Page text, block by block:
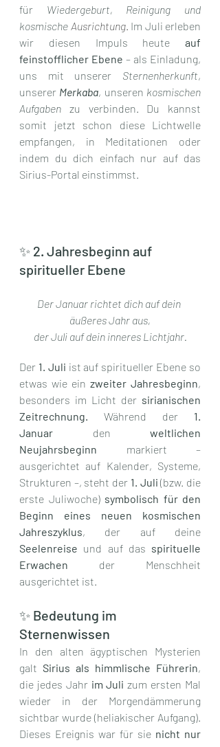
für Wiedergeburt, Reinigung und
kosmische Ausrichtung. Im Juli erleben
wir diesen Impuls heute auf
feinstofflicher Ebene – als Einladung,
uns mit unserer Sternenherkunft,
unserer Merkaba, unseren kosmischen
Aufgaben zu verbinden. Du kannst
somit jetzt schon diese Lichtwelle
empfangen, in Meditationen oder
indem du dich einfach nur auf das
Sirius-Portal einstimmst.
✨ 2. Jahresbeginn auf
spiritueller Ebene
Der Januar richtet dich auf dein
äußeres Jahr aus,
der Juli auf dein inneres Lichtjahr.
Der 1. Juli ist auf spiritueller Ebene so
etwas wie ein zweiter Jahresbeginn,
besonders im Licht der sirianischen
Zeitrechnung. Während der 1.
Januar den weltlichen
Neujahrsbeginn markiert –
ausgerichtet auf Kalender, Systeme,
Strukturen –, steht der 1. Juli (bzw. die
erste Juliwoche) symbolisch für den
Beginn eines neuen kosmischen
Jahreszyklus
Seelenreise und auf das spirituelle
Erwachen der Menschheit
ausgerichtet ist.
✨ Bedeutung im
Sternenwissen
In den alten ägyptischen Mysterien
galt Sirius als himmlische Führerin,
die jedes Jahr im Juli zum ersten Mal
wieder in der Morgendämmerung
sichtbar wurde (heliakischer Aufgang).
Dieses Ereignis war für sie nicht nur